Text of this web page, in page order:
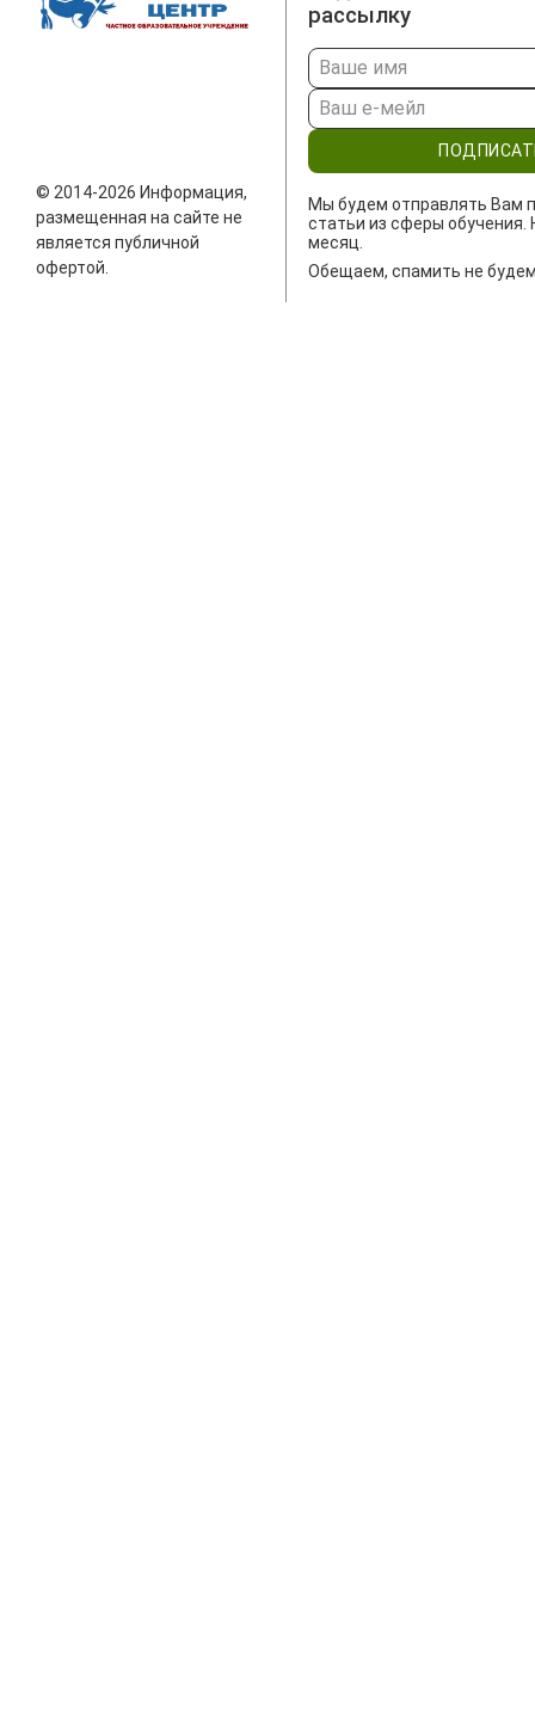
© 2014-2026 Информация,
размещенная на сайте не
является публичной
офертой.
рассылку
Мы будем отправлять Вам
статьи из сферы обучения.
месяц.
Обещаем, спамить не